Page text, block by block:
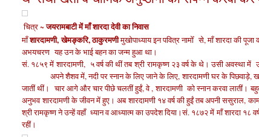
चित्र ~जयरामबाटी में माँ शारदा देवी का निवास
माँशारदामणी,खेमङ्करि,ठाकुरमणीमुखोपाध्याय इन पवित्र नामोँ से, माँ शारदा की
अभयचरणयह उन के भाई बहन का जन्म हुआ था।
सं. १८५९ मेंशारदामणी, ५ वर्ष की थीं तबश्रीरामकृष्ण २३ वर्ष के थे। उसी अवस्था में
अपने शैशव में, नदी पर स्नान के लिए जाने के लिए, शारदामणी घर के पिछवाड़े,
जातीं थीं। चार आगे और चार पीछे चलतीं हुईं, वे ,शारदामणी को स्नान करवा लातीं।
अनुभवशारदामणी के जीवन में हुए। अबशारदामणी १४ वर्ष की हुईं तब अपनी ससुराल,
श्रीरामकृष्ण ने उन्हें वहाँध्यान व आध्यात्म का उपदेश दिया।सं. १८७२ मेंमाँशारदा १८
रहीं।